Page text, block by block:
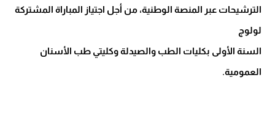
الترشيحات عبر المنصة الوطنية، من أجل اجتياز المباراة المشتركة
لولوج
السنة الأولى بكليات الطب والصيدلة وكليتي طب الأسنان
العمومية.